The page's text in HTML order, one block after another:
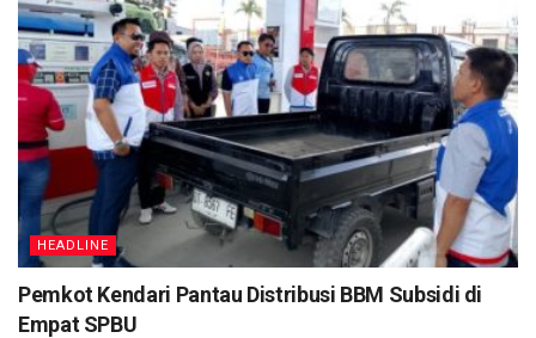
HEADLINE
Pemkot Kendari Pantau Distribusi BBM Subsidi di
Empat SPBU